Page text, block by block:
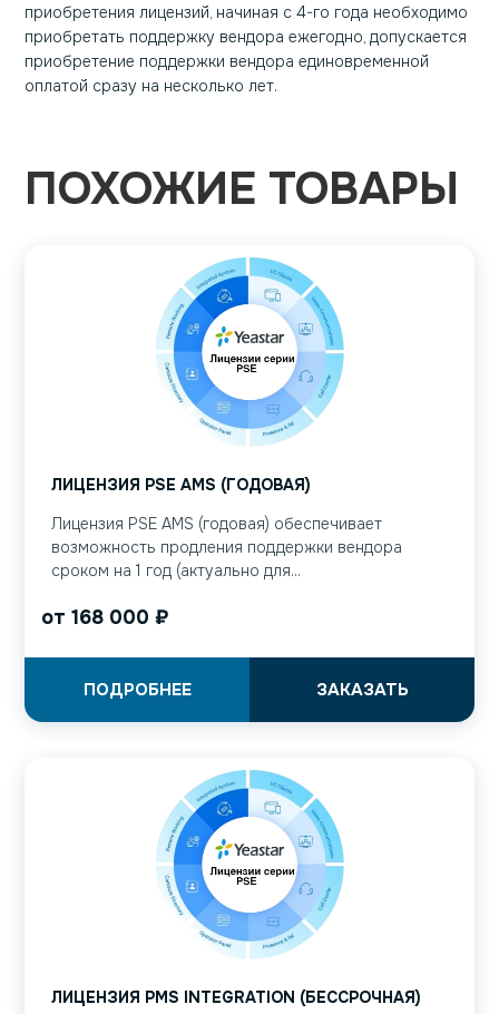
приобретения лицензий, начиная с 4-го года необходимо
приобретать поддержку вендора ежегодно, допускается
приобретение поддержки вендора единовременной
оплатой сразу на несколько лет.
ПОХОЖИЕ ТОВАРЫ
ЛИЦЕНЗИЯ PSE AMS (ГОДОВАЯ)
Лицензия PSE AMS (годовая) обеспечивает
возможность продления поддержки вендора
сроком на 1 год (актуально для...
от 168 000 ₽
ЗАКАЗАТЬ
ПОДРОБНЕЕ
ЛИЦЕНЗИЯ PMS INTEGRATION (БЕССРОЧНАЯ)